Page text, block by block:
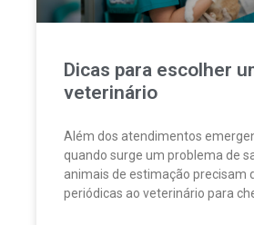
Dicas para escolher
veterinário
Além dos atendimentos
quando surge um problema de
animais de estimação precisam
periódicas ao veterinário para